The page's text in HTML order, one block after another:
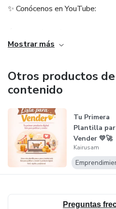
✨ Conócenos en YouTube:
💡 Apóyanos directamente:
PIX: kairuypazr@gmail.com
PayPal: paypal.me/
🌐 Sitio web:
Mostrar más
Otros productos
contenido
Tu Primera
Plantilla
Vender 💛🚀
Kairusam
Preguntas